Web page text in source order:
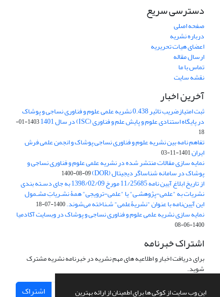
این وب سایت از کوکی ها برای اطمینان از ارائه بهترین
دسترسی سریع
صفحه اصلی
درباره نشریه
اعضای هیات تحریریه
ارسال مقاله
تماس با ما
نقشه سایت
آخرین اخبار
ثبت امتیازضریب تاثیر 0.438 نشریه علمی علوم و فناوری نساجی و پوشاک
در پایگاه استنادی علوم و پایش علم و فناوری (ISC) در سال 1401
1403-01-
18
تفاهم نامه بین نشریه علوم و فناوری نساجی پوشاک و انجمن علمی فرش
ایران1401-11-03
نمایه سازی مقالات منتشر شده در نشریه علمی علوم و فناوری نساجی و
پوشاک در سامانه شناساگر دیجیتال (DOR) 1400-08-09
از تاریخ ابلاغ آیین نامه 11/25685 مورخ 1398/02/09 به جای دسـته بندی
نشریات به "علمی-پژوهشـی" یا "علمی-ترویجی" همۀ نشـریاتِ مشـمول
این آیین‌نامه با عنوان "نشریۀعلمی" شـناخته می‌شوند.1400-07-18
نمایه سازی نشریه علمی علوم و فناوری نساجی و پوشاک در وبسایت آکادمیا
1400-06-08
اشتراک خبرنامه
برای دریافت اخبار و اطلاعیه های مهم نشریه در خبرنامه نشریه مشترک
شوید.
اشتراک